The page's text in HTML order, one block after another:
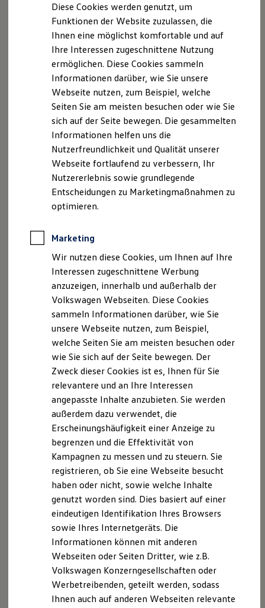
Für Privatkunden
Für Gewerbekunden
Leasing
Für Privatkunden
Für Gewerbekunden
Versicherungen & Garantien
Garantien
Kfz-Versicherung für Nutzfahrzeuge
Restschuldversicherung
Wartungsverträge
Besitzer & Service
Reparatur & Service
Sommer-Special
Reparatur, Pflege & Inspektion
Servicetermin anfragen
Service-Vorteile bei Volkswagen Nutzfahrzeuge
ServicePlus
Economy Service
Räder & Reifen Service
Ersatzfahrzeuge
Software, Konnektivität & Apps
California App
VW Connect für Ihren ID. Buzz
VW Connect für Ihren Transporter/Caravelle
VW Connect für Ihren Amarok
VW Connect für andere Modelle
Connect Pro
Fleet Interface Data
Multistop Pathfinder
Übersicht Software Updates
Hilfreiches für Besitzer
Fahrerassistenz- und Sicherheitssysteme
Kontrollleuchten
Kurzfahrprofile und Ölverdünnung
XTL-Dieselkraftstoff
Ersatzteile und Betriebsflüssigkeiten
Original Zubehör und Lifestyle Produkte
myVolkswagen
myVolkswagen Business
Elektrisch & Autonom
Elektro - & Hybridfahrzeuge
Unser Ansatz
Klimafreundlicher Strom
Reichweite & Ladelösungen
Reichweitensimulator
Ladezeitensimulator
Ladelösungen für Privatkunden
Ladelösungen für Gewerbekunden
Wallbox und Ladekabel
Förderung & Kosten der Elektrofahrzeuge
Fördermöglichkeiten für Privatkunden
Fördermöglichkeiten für Gewerbekunden
Zörbiger Straße 2
06749 Bitterfeld-Wolfen
Telefonnummer: 034933740
Faxnummer: 03493374116
E-Mail:info@otto-grimm.de
Umsatzst.-ID-Nr.: DE813383477
Registergericht: Amtsgericht Stendal HRA 12238
Steuernummer: 116/114/42523
Geschäftsführer: Michael Kießling
Hinweis gemäß § 36
Verbraucherstreitbeilegungsgesetz (VSBG)
Wir sind zur Teilnahme an einem
Streitbeilegungsverfahren bei folgender
Verbraucherschlichtungsstelle bereit:
Allgemeine Verbraucherschlichtungsstelle des
Zentrums für Schlichtung e.V.
Straßburger Straße 8
77694 Kehl am Rhein
https://verbraucher‐schlichter.de
Für die Durchführung des Streitbeilegungsverfahrens
besteht die Möglichkeit, die Online‐
Streitbeilegungsplattform (kurz „OS‐Plattform“) als
Anlaufstelle
für Verbraucher und Unternehmer, welche aus online
geschlossenen Rechtsgeschäften erwachsene
Streitigkeiten außergerichtlich beilegen möchten, u
Diese Cookies werden genutzt, um
Funktionen der Website zuzulassen, die
Ihnen eine möglichst komfortable und auf
Ihre Interessen zugeschnittene Nutzung
ermöglichen. Diese Cookies sammeln
Informationen darüber, wie Sie unsere
Webseite nutzen, zum Beispiel, welche
Seiten Sie am meisten besuchen oder wie Sie
sich auf der Seite bewegen. Die gesammelten
Informationen helfen uns die
Nutzerfreundlichkeit und Qualität unserer
Webseite fortlaufend zu verbessern, Ihr
Nutzererlebnis sowie grundlegende
Entscheidungen zu Marketingmaßnahmen zu
optimieren.
Marketing
Wir nutzen diese Cookies, um Ihnen auf Ihre
Interessen zugeschnittene Werbung
anzuzeigen, innerhalb und außerhalb der
Volkswagen Webseiten. Diese Cookies
sammeln Informationen darüber, wie Sie
unsere Webseite nutzen, zum Beispiel,
welche Seiten Sie am meisten besuchen oder
wie Sie sich auf der Seite bewegen. Der
Zweck dieser Cookies ist es, Ihnen für Sie
relevantere und an Ihre Interessen
angepasste Inhalte anzubieten. Sie werden
außerdem dazu verwendet, die
Erscheinungshäufigkeit einer Anzeige zu
begrenzen und die Effektivität von
Kampagnen zu messen und zu steuern. Sie
registrieren, ob Sie eine Webseite besucht
haben oder nicht, sowie welche Inhalte
genutzt worden sind. Dies basiert auf einer
eindeutigen Identifikation Ihres Browsers
sowie Ihres Internetgeräts. Die
Informationen können mit anderen
Webseiten oder Seiten Dritter, wie z.B.
Volkswagen Konzerngesellschaften oder
Werbetreibenden, geteilt werden, sodass
Ihnen auch auf anderen Webseiten relevante